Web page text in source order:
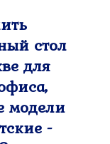
стол
для
модели
-